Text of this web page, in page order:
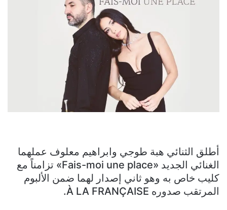
أطلق الثنائي هبة طوجي وابراهيم معلوف عملهما
الغنائي الجديد «Fais-moi une place» تزامناً مع
كليب خاص به وهو ثاني إصدار لهما ضمن الألبوم
المرتقب صدوره À LA FRANÇAISE.